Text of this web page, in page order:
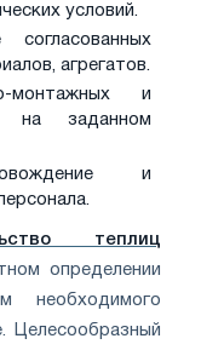
условий.
агрегатов.
монтажных и
на заданном
и
теплиц
определении
необходимого
Целесообразный